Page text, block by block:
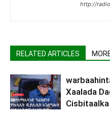
http://
RELATED ARTICLES
Xaalada